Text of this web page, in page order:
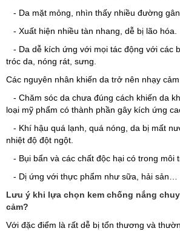
- Da mặt mỏng, nhìn thấy nhiều đường
- Xuất hiện nhiều tàn nhang, dễ bị lão hóa.
- Da dễ kích ứng với mọi tác động với các
tróc da, nóng rát, sưng.
Các nguyên nhân khiến da trở nên nhạy
- Chăm sóc da chưa đúng cách khiến da
loại mỹ phẩm có thành phần gây kích ứng
- Khí hậu quá lạnh, quá nóng, da bị mất
nhiệt độ đột ngột.
- Bụi bẩn và các chất độc hại có trong môi
- Dị ứng với thực phẩm như sữa, hải sản…
Lưu ý khi lựa chọn kem chống nắng
cảm?
Với đặc điểm là rất dễ bị tổn thương và